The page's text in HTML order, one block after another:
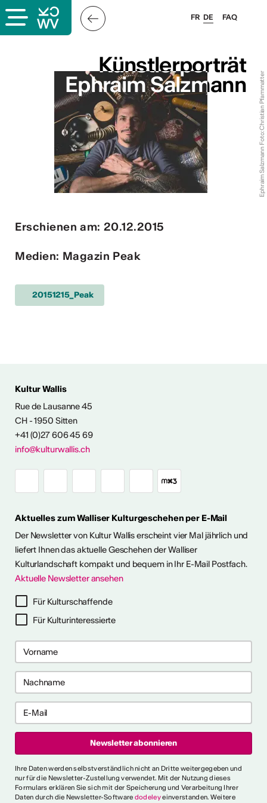
& KONTAKT
abonnieren
2024/2025
FAQ
FR DE
Künstlerporträt
Ephraim Salzmann Ephraim Salzmann Foto: Christian Pfammatter
Künstlerporträt
Ephraim Salzmann
Erschienen am: 20.12.2015
Medien: Magazin Peak
20151215_Peak
Kultur Wallis
Rue de Lausanne 45
CH - 1950 Sitten
+41 (0)27 606 45 69
info@kulturwallis.ch
Aktuelles zum Walliser Kulturgeschehen per E-Mail
Der Newsletter von Kultur Wallis erscheint vier Mal jährlich und
liefert Ihnen das aktuelle Geschehen der Walliser
Kulturlandschaft kompakt und bequem in Ihr E-Mail Postfach.
Aktuelle Newsletter ansehen
Für Kulturschaffende
Für Kulturinteressierte
Ihre Daten werden selbstverständlich nicht an Dritte weitergegeben und
nur für die Newsletter-Zustellung verwendet. Mit der Nutzung dieses
Formulars erklären Sie sich mit der Speicherung und Verarbeitung Ihrer
Daten durch die Newsletter-Software dodeleyeinverstanden. Weitere